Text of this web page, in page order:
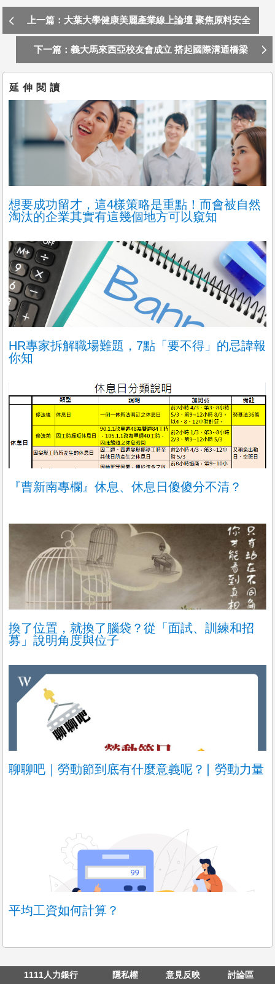
6.專案執行與法遵項目執行、風控提報、勞檢實務(含爭議處
理) 7.time report、Daily report 8.主管交辦事項
上一篇：大葉大學健康美麗產業線上論壇 聚焦原料安全
性
下一篇：義大馬來西亞校友會成立 搭起國際溝通橋梁
延伸閱讀
想要成功留才，這4樣策略是重點！而會被自然
淘汰的企業其實有這幾個地方可以窺知
HR專家拆解職場難題，7點「要不得」的忌諱報
你知
『曹新南專欄』休息、休息日傻傻分不清？
換了位置，就換了腦袋？從「面試、訓練和招
募」說明角度與位子
聊聊吧｜勞動節到底有什麼意義呢？∣ 勞動力量
平均工資如何計算？
1111人力銀行 隱私權 意見反映 討論區